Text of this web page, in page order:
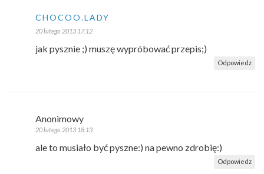
CHOCOO.LADY
20 lutego 2013 17:12
jak pysznie ;) muszę wypróbować przepis;)
Odpowiedz
Anonimowy
20 lutego 2013 18:13
ale to musiało być pyszne:) na pewno zdrobię:)
Odpowiedz